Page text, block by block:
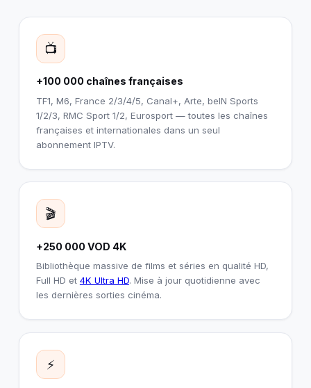
📺
+100 000 chaînes françaises
TF1, M6, France 2/3/4/5, Canal+, Arte, beIN Sports
1/2/3, RMC Sport 1/2, Eurosport — toutes les chaînes
françaises et internationales dans un seul
abonnement IPTV.
🎬
+250 000 VOD 4K
Bibliothèque massive de films et séries en qualité HD,
Full HD et 4K Ultra HD. Mise à jour quotidienne avec
les dernières sorties cinéma.
⚡